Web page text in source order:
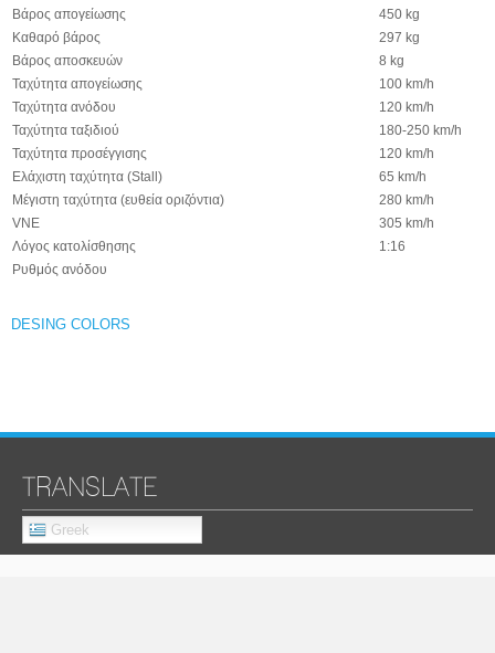
Βάρος απογείωσης
450 kg
Καθαρό βάρος
297 kg
Βάρος αποσκευών
8 kg
Ταχύτητα απογείωσης
100 km/h
Ταχύτητα ανόδου
120 km/h
Ταχύτητα ταξιδιού
180-250 km/h
Ταχύτητα προσέγγισης
120 km/h
Ελάχιστη ταχύτητα (Stall)
65 km/h
Μέγιστη ταχύτητα (ευθεία οριζόντια)
280 km/h
VNE
305 km/h
Λόγος κατολίσθησης
1:16
Ρυθμός ανόδου
DESING COLORS
TRANSLATE
Greek